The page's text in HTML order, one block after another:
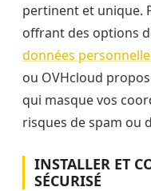
pertinent et unique.
offrant des options
données
ou OVHcloud
qui masque vos
risques de spam ou
INSTALLER ET
SÉCURISÉ